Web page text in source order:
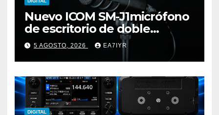
Nuevo ICOM SM-J1micrófono
de escritorio de doble
elemento premium
5 AGOSTO, 2026 EA7IYR
DIGITAL